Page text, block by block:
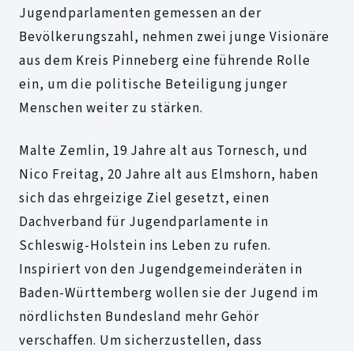
Jugendparlamenten gemessen an der
Bevölkerungszahl, nehmen zwei junge Visionäre
aus dem Kreis Pinneberg eine führende Rolle
ein, um die politische Beteiligung junger
Menschen weiter zu stärken.
Malte Zemlin, 19 Jahre alt aus Tornesch, und
Nico Freitag, 20 Jahre alt aus Elmshorn, haben
sich das ehrgeizige Ziel gesetzt, einen
Dachverband für Jugendparlamente in
Schleswig-Holstein ins Leben zu rufen.
Inspiriert von den Jugendgemeinderäten in
Baden-Württemberg wollen sie der Jugend im
nördlichsten Bundesland mehr Gehör
verschaffen. Um sicherzustellen, dass